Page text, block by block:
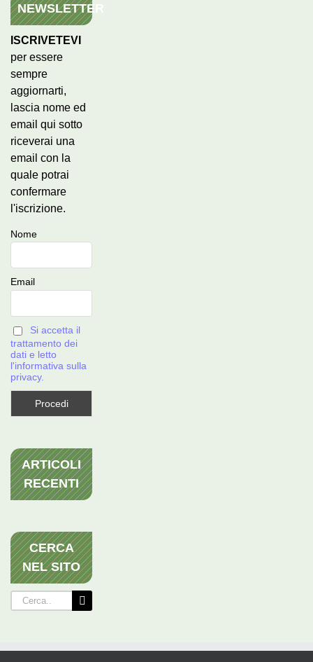
NEWSLETTER
ISCRIVETEVI
per essere
sempre
aggiornarti,
lascia nome ed
email qui sotto
riceverai una
email con la
quale potrai
confermare
l'iscrizione.
Nome
Email
Si accetta il
trattamento dei
dati e letto
l'informativa sulla
privacy.
ARTICOLI
RECENTI
CERCA
NEL SITO
Cerca
per: